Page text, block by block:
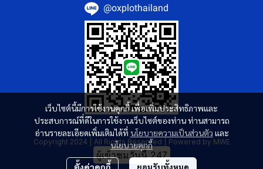
เว็บไซต์นี้มีการใช้งานคุกกี้ เพื่อเพิ่มประสิทธิภาพและ
ประสบการณ์ที่ดีในการใช้งานเว็บไซต์ของท่าน ท่านสามารถ
อ่านรายละเอียดเพิ่มเติมได้ที่ นโยบายความเป็นส่วนตัว และ
นโยบายคุกกี้
ตั้งค่าคุกกี้ ยอมรับทั้งหมด
@oxplothailand
Copyright 2024 | All Rights Reserved | Powered by MWE
ผู้เข้าชมวันนี้247